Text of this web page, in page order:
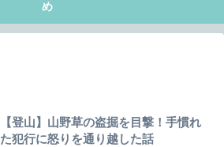
め
【登山】山野草の盗掘を目撃！手慣れ
た犯行に怒りを通り越した話